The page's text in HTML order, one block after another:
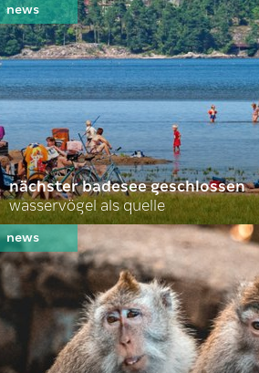
nächster badesee geschlossen
wasservögel als quelle